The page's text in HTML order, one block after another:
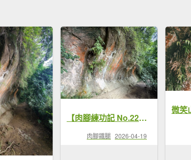
【肉腳練功記 No.22】鳶山 鳶山彩壁 鳶尾山
肉腳鐵腿 2026-04-19